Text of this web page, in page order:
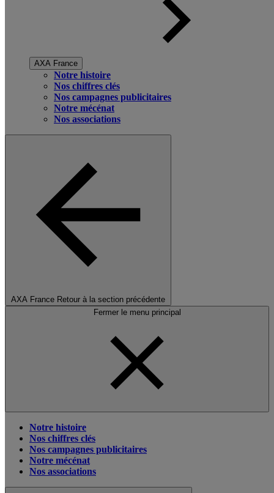
AXA France
Notre histoire
Nos chiffres clés
Nos campagnes publicitaires
Notre mécénat
Nos associations
AXA France Retour à la section précédente
Fermer le menu principal
Notre histoire
Nos chiffres clés
Nos campagnes publicitaires
Notre mécénat
Nos associations